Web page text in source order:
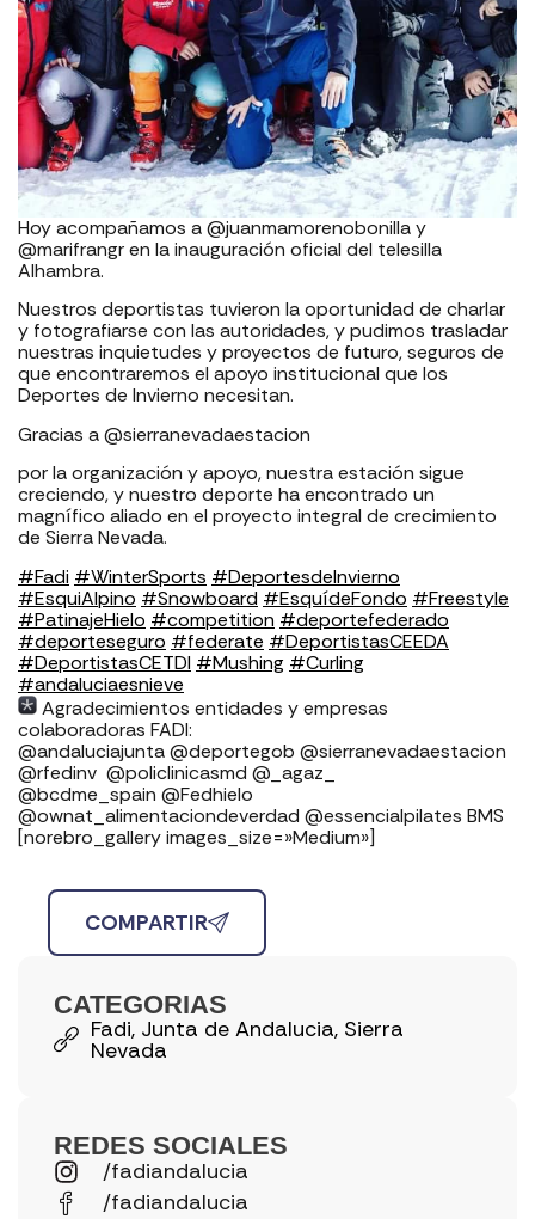
Hoy acompañamos a @juanmamorenobonilla y
@marifrangr en la inauguración oficial del telesilla
Alhambra.
Nuestros deportistas tuvieron la oportunidad de charlar
y fotografiarse con las autoridades, y pudimos trasladar
nuestras inquietudes y proyectos de futuro, seguros de
que encontraremos el apoyo institucional que los
Deportes de Invierno necesitan.
Gracias a @sierranevadaestacion
por la organización y apoyo, nuestra estación sigue
creciendo, y nuestro deporte ha encontrado un
magnífico aliado en el proyecto integral de crecimiento
de Sierra Nevada.
#Fadi #WinterSports #DeportesdeInvierno
#EsquiAlpino #Snowboard #EsquídeFondo #Freestyle
#PatinajeHielo #competition #deportefederado
#deporteseguro #federate #DeportistasCEEDA
#DeportistasCETDI #Mushing #Curling
#andaluciaesnieve
Agradecimientos entidades y empresas
colaboradoras FADI: ⁣⁣⁣⁣⁣⁣⁣⁣⁣⁣⁣⁣⁣⁣⁣⁣⁣⁣
⁣⁣⁣⁣@andaluciajunta @deportegob ⁣⁣⁣@sierranevadaestacion
@rfedinv ⁣⁣⁣⁣⁣⁣⁣⁣⁣⁣⁣⁣⁣⁣⁣⁣⁣ @policlinicasmd @_agaz_
@bcdme_spain @Fedhielo
@ownat_alimentaciondeverdad @essencialpilates BMS
[norebro_gallery images_size=»Medium»]
COMPARTIR
CATEGORIAS
Fadi, Junta de Andalucia, Sierra
Nevada
REDES SOCIALES
/fadiandalucia
/fadiandalucia